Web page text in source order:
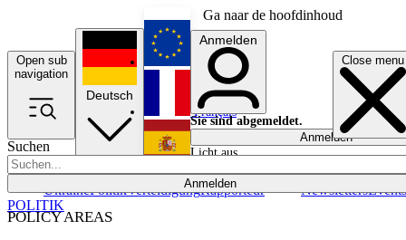
Ga naar de hoofdinhoud
Open sub
navigation
Close menu
Suchen
Anmelden
POLICY AREAS
UkrainePolitikVerteidigungRapporteur NewslettersEvents
Deutsch
English
Français
Anmelden
Sie sind abgemeldet.
Anmelden
Licht aus
POLITIK